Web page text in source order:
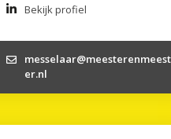
Bekijk profiel
messelaar@meesterenmeest
er.nl